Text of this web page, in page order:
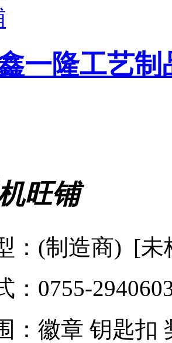
一隆工艺制
旺铺
：(制造商) [未
：0755-
：徽章 钥匙扣